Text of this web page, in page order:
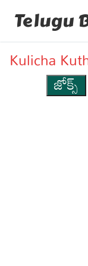
Telugu
Kulicha
జోక్స్